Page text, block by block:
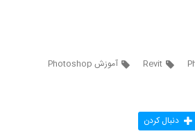
Revit آموزش Photoshop
دنبال کردن